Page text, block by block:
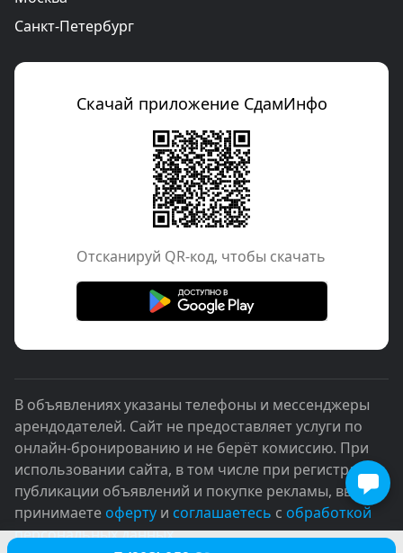
Санкт-Петербург
Скачай приложение СдамИнфо
Отcканируй QR-код, чтобы скачать
В объявлениях указаны телефоны и мессенджеры
арендодателей. Сайт не предоставляет услуги по
онлайн-бронированию и не берёт комиссию. При
использовании сайта, в том числе при регистрации,
публикации объявлений и покупке рекламы, вы
принимаете оферту и соглашаетесь с обработкой
персональных данных